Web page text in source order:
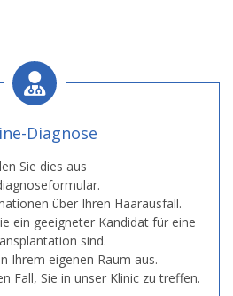
Diagnose
Sie dies aus
über Ihren Haarausfall.
ein geeigneter Kandidat für eine
sind.
Ihrem eigenen Raum aus.
Fall, Sie in unser Klinic zu treffen.